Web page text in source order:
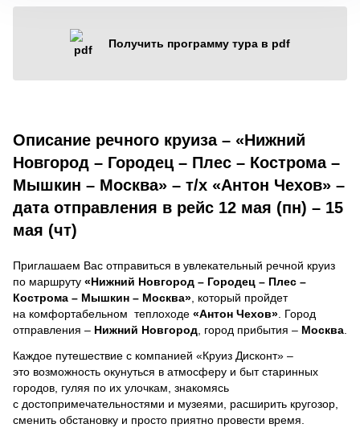
Получить программу тура в pdf
Описание речного круиза – «Нижний
Новгород – Городец – Плес – Кострома –
Мышкин – Москва» – т/х «Антон Чехов» –
дата отправления в рейс 12 мая (пн) – 15
мая (чт)
Приглашаем Вас отправиться в увлекательный речной круиз
по маршруту «Нижний Новгород – Городец – Плес –
Кострома – Мышкин – Москва» , который пройдет
на комфортабельном теплоходе «Антон Чехов» . Город
отправления – Нижний Новгород , город прибытия – Москва
Каждое путешествие с компанией «Круиз Дисконт» –
это возможность окунуться в атмосферу и быт старинных
городов, гуляя по их улочкам, знакомясь
с достопримечательностями и музеями, расширить кругозор,
сменить обстановку и просто приятно провести время.